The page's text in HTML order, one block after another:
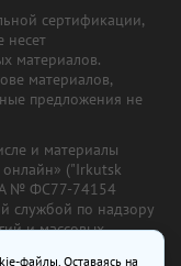
сертификации,
несет
материалов.
материалов,
предложения не
и материалы
онлайн» ("Irkutsk
№ ФС77-74154
службой по надзору
и массовых
файлы. Оставаясь на